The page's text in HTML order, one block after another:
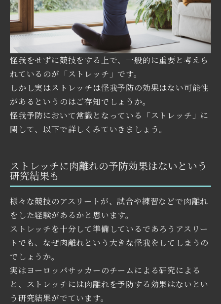
怪我をせずに競技をする上で、一般的に重要と考えら
れているのが「ストレッチ」です。
しかし実はストレッチは怪我予防の効果はない可能性
があるというのはご存知でしょうか。
怪我予防において常識となっている「ストレッチ」に
関して、以下で詳しくみていきましょう。
ストレッチに肉離れの予防効果はないという
研究結果も
様々な競技のアスリートが、試合や練習などで肉離れ
をした経験があるかと思います。
ストレッチを十分して準備しているであろうアスリー
トでも、なぜ肉離れという大きな怪我をしてしまうの
でしょうか。
実はヨーロッパサッカーのチームによる研究による
と、ストレッチには肉離れを予防する効果はないとい
う研究結果がでています。